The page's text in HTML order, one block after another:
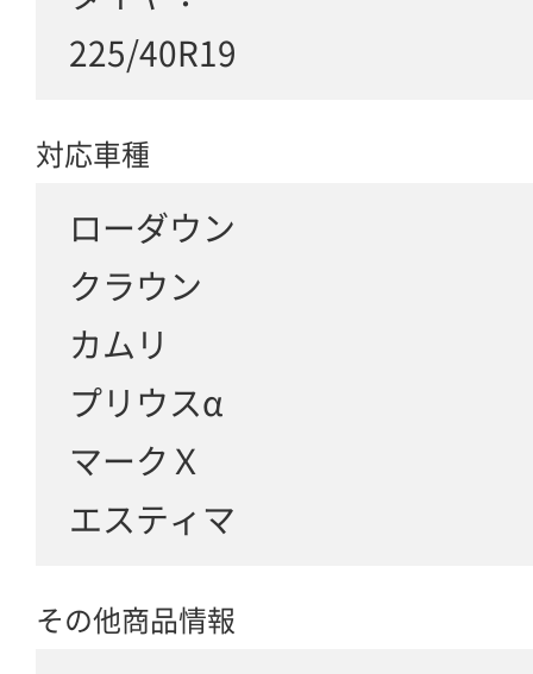
225/40R19
対応車種
ローダウン
クラウン
カムリ
プリウスα
マークＸ
エスティマ
その他商品情報